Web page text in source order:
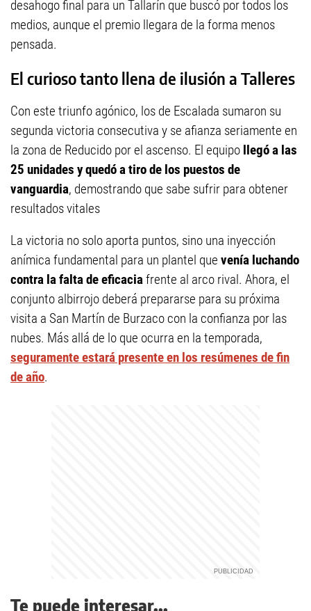
desahogo final para un Tallarín que buscó por todos los
medios, aunque el premio llegara de la forma menos
pensada.
El curioso tanto llena de ilusión a Talleres
Con este triunfo agónico, los de Escalada sumaron su
segunda victoria consecutiva y se afianza seriamente en
la zona de Reducido por el ascenso. El equipo llegó a las
25 unidades y quedó a tiro de los puestos de
vanguardia, demostrando que sabe sufrir para obtener
resultados vitales
La victoria no solo aporta puntos, sino una inyección
anímica fundamental para un plantel que venía luchando
contra la falta de eficaciafrente al arco rival. Ahora, el
conjunto albirrojo deberá prepararse para su próxima
visita a San Martín de Burzaco con la confianza por las
nubes. Más allá de lo que ocurra en la temporada,
seguramente estará presente en los resúmenes de fin
de año.
Te puede interesar...